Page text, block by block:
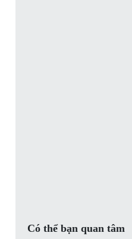
Có thể bạn quan tâm